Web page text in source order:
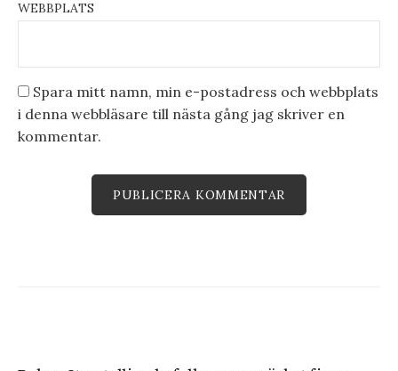
WEBBPLATS
Spara mitt namn, min e-postadress och webbplats
i denna webbläsare till nästa gång jag skriver en
kommentar.